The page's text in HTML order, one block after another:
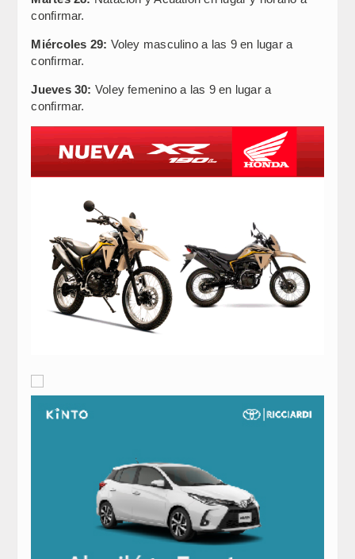
confirmar.
Miércoles 29: Voley masculino a las 9 en lugar a
confirmar.
Jueves 30: Voley femenino a las 9 en lugar a
confirmar.